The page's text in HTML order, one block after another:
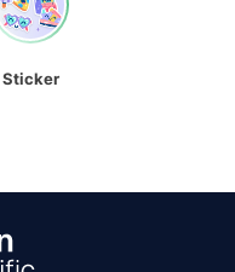
Sticker